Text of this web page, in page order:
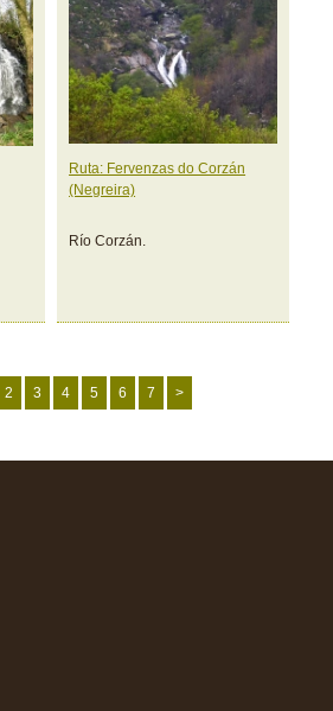
Ruta: Fervenzas do Corzán
(Negreira)
Río Corzán.
2 3 4 5 6 7 >